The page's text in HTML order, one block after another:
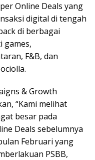
Online Deals yang
digital di tengah
di berbagai
games,
F&B, dan
& Growth
“Kami melihat
besar pada
Deals sebelumnya
Februari yang
PSBB,